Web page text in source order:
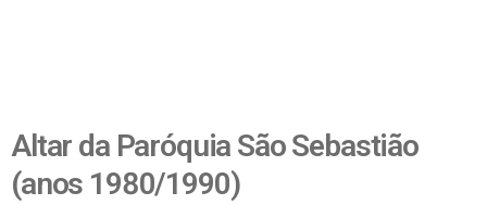
Altar da Paróquia São Sebastião
(anos 1980/1990)